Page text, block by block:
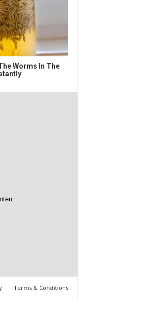
Worms In The
Terms & Conditions